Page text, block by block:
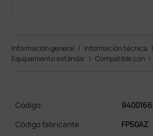
Información general | Información técnica |
Equipamiento estándar | Compatible con |
Código:
9400166
Código fabricante
FP50AZ